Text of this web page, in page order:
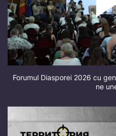
Forumul Diasporei 2026 cu
ne